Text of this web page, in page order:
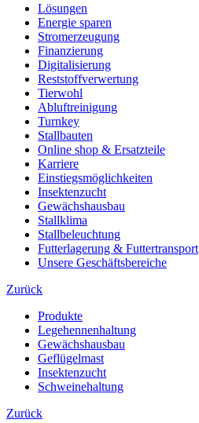
Lösungen
Energie sparen
Stromerzeugung
Finanzierung
Digitalisierung
Reststoffverwertung
Tierwohl
Abluftreinigung
Turnkey
Stallbauten
Online shop & Ersatzteile
Karriere
Einstiegsmöglichkeiten
Insektenzucht
Gewächshausbau
Stallklima
Stallbeleuchtung
Futterlagerung & Futtertransport
Unsere Geschäftsbereiche
Zurück
Produkte
Legehennenhaltung
Gewächshausbau
Geflügelmast
Insektenzucht
Schweinehaltung
Zurück